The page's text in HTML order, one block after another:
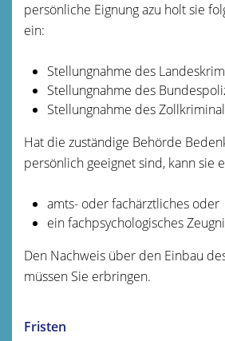
persönliche Eignung azu holt sie
ein:
Stellungnahme des
Stellungnahme des
Stellungnahme des
Hat die zuständige Behörde
persönlich geeignet sind, kann sie
amts- oder fachärztliches oder
ein fachpsychologisches
Den Nachweis über den Einbau
müssen Sie erbringen.
Fristen